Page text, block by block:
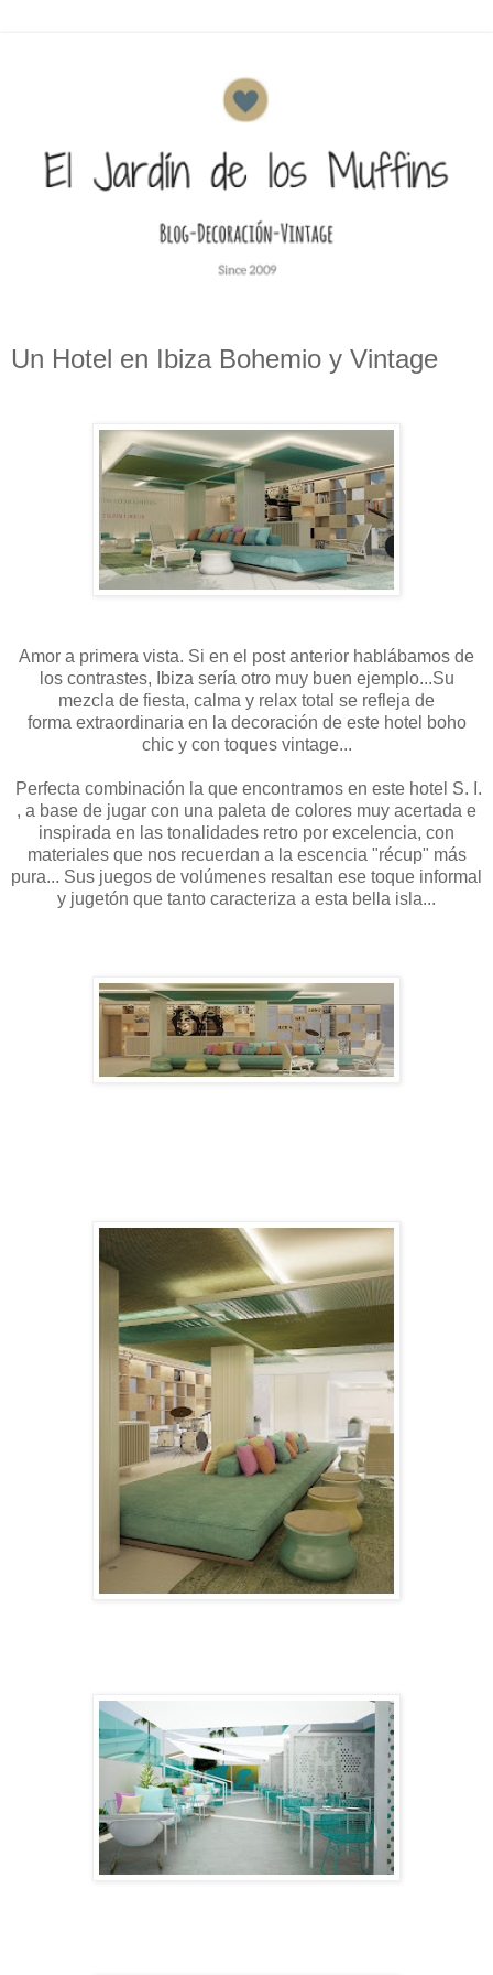
Un Hotel en Ibiza Bohemio y Vintage
Amor a primera vista. Si en el post anterior hablábamos de
los contrastes, Ibiza sería otro muy buen ejemplo...Su
mezcla de fiesta, calma y relax total se refleja de
forma extraordinaria en la decoración de este hotel boho
chic y con toques vintage...
Perfecta combinación la que encontramos en este hotel S. I.
, a base de jugar con una paleta de colores muy acertada e
inspirada en las tonalidades retro por excelencia, con
materiales que nos recuerdan a la escencia "récup" más
pura... Sus juegos de volúmenes resaltan ese toque informal
y jugetón que tanto caracteriza a esta bella isla...